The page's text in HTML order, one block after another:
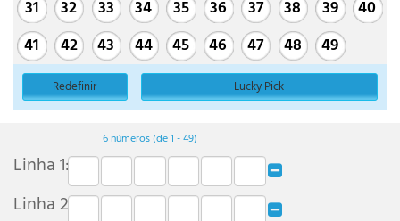
31
32 33 34 35 36 37 38 39
40
41
42 43 44 45 46 47 48 49
Redefinir Lucky Pick
6 números (de 1 - 49)
Linha1:
Linha2: